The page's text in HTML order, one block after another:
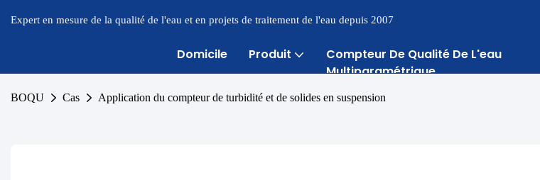
Expert en mesure de la qualité de l'eau et en projets de traitement de l'eau depuis 2007
Domicile Produit
Compteur De Qualité De L'eau
Multiparamétrique
BOQU Cas Application du compteur de turbidité et de solides en suspension